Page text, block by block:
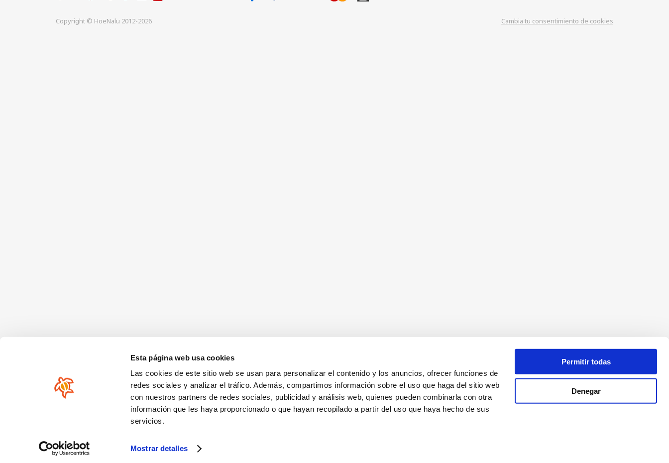
Esta página web usa cookies
Las cookies de este sitio web se usan para personalizar el contenido y los anuncios, ofrecer funciones de
redes sociales y analizar el tráfico. Además, compartimos información sobre el uso que haga del sitio web
con nuestros partners de redes sociales, publicidad y análisis web, quienes pueden combinarla con otra
información que les haya proporcionado o que hayan recopilado a partir del uso que haya hecho de sus
servicios.
Mostrar detalles
Permitir todas
Denegar
Copyright © HoeNalu 2012-2026 Cambia tu consentimiento de cookies